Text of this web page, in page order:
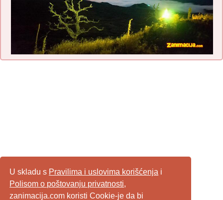
U skladu s Pravilima i uslovima korišćenja i
Polisom o poštovanju privatnosti,
zanimacija.com koristi Cookie-je da bi